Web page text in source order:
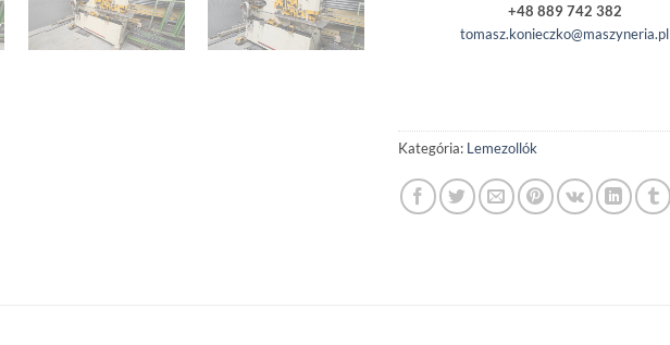
+48 889 742 382
tomasz.konieczko@maszyneria.pl
Kategória: Lemezollók